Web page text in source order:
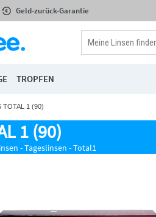
Geld-zurück-Garantie
TROPFEN
TOTAL 1 (90)
1 (90)
1 Packung mit 90 Kontaktlinsen - Tageslinsen - Total1